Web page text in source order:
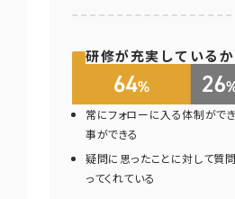
研修が充実しているか
常にフォローに入る体制がで
事ができる
疑問に思ったことに対して質
ってくれている